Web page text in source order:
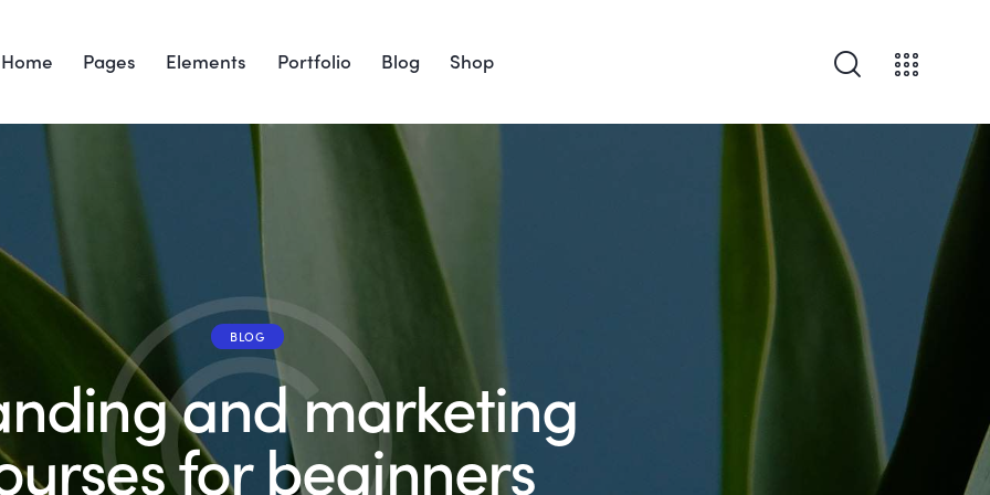
Home Pages Elements Portfolio Blog Shop
BLOG
and marketing
for beginners